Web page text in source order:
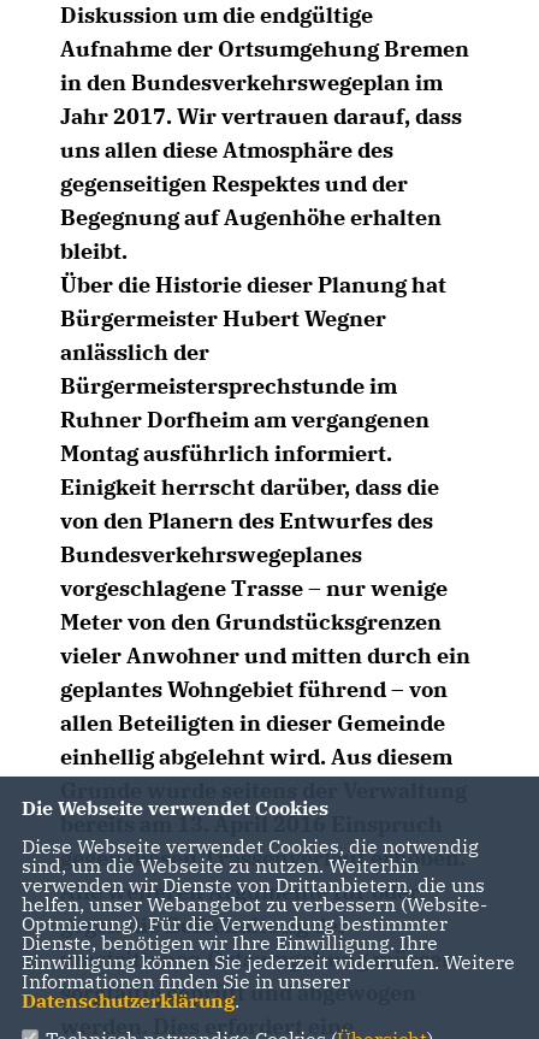
Diskussion um die endgültige
Aufnahme der Ortsumgehung Bremen
in den Bundesverkehrswegeplan im
Jahr 2017. Wir vertrauen darauf, dass
uns allen diese Atmosphäre des
gegenseitigen Respektes und der
Begegnung auf Augenhöhe erhalten
bleibt.
Über die Historie dieser Planung hat
Bürgermeister Hubert Wegner
anlässlich der
Bürgermeistersprechstunde im
Ruhner Dorfheim am vergangenen
Montag ausführlich informiert.
Einigkeit herrscht darüber, dass die
von den Planern des Entwurfes des
Bundesverkehrswegeplanes
vorgeschlagene Trasse – nur wenige
Meter von den Grundstücksgrenzen
vieler Anwohner und mitten durch ein
geplantes Wohngebiet führend – von
allen Beteiligten in dieser Gemeinde
einhellig abgelehnt wird. Aus diesem
bereits am 13. April 2016 Einspruch
gegen diesen Trassenverlauf erhoben.
Alle weiteren Argumente für oder
gegen die Beibehaltung der
umstrittenen Ortsumgehung müssen
sorgfältig geprüft und abgewogen
werden. Dies erfordert eine
Die Webseite verwendet Cookies
Diese Webseite verwendet Cookies, die notwendig
sind, um die Webseite zu nutzen. Weiterhin
verwenden wir Dienste von Drittanbietern, die uns
helfen, unser Webangebot zu verbessern (Website-
Optmierung). Für die Verwendung bestimmter
Dienste, benötigen wir Ihre Einwilligung. Ihre
Einwilligung können Sie jederzeit widerrufen. Weitere
Informationen finden Sie in unserer
Datenschutzerklärung.